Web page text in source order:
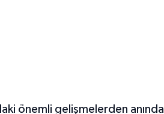
önemli gelişmelerden anında